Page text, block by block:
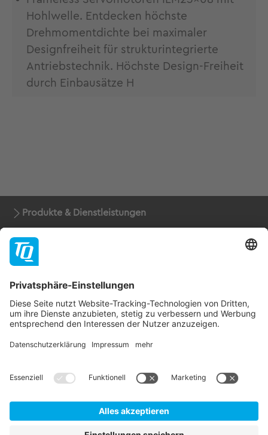
Hohlwelle. Entdecken höchste
Drehmomentdichte bei maximaler
Designfreiheit für strukturintegrierte
Antriebstechnik. Höchste Design-Freiheit
durch Einbausätze H
Produkte & Dienstleistungen
Support
Unternehmen
Kontakt
Mehrwertsteuer, Verpackung und Versandkosten.
Impressum Datenschutz